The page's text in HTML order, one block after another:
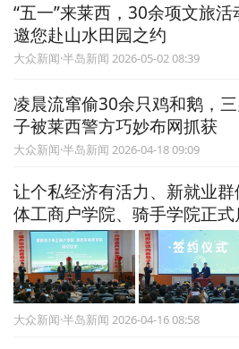
“五一”来莱西，30余项文旅活
邀您赴山水田园之约
大众新闻·半岛新闻 2026-05-02 08:39
凌晨流窜偷30余只鸡和鹅，
子被莱西警方巧妙布网抓获
大众新闻·半岛新闻 2026-04-18 09:09
让个私经济有活力、新就业
体工商户学院、骑手学院正式
大众新闻·半岛新闻 2026-04-16 08:58